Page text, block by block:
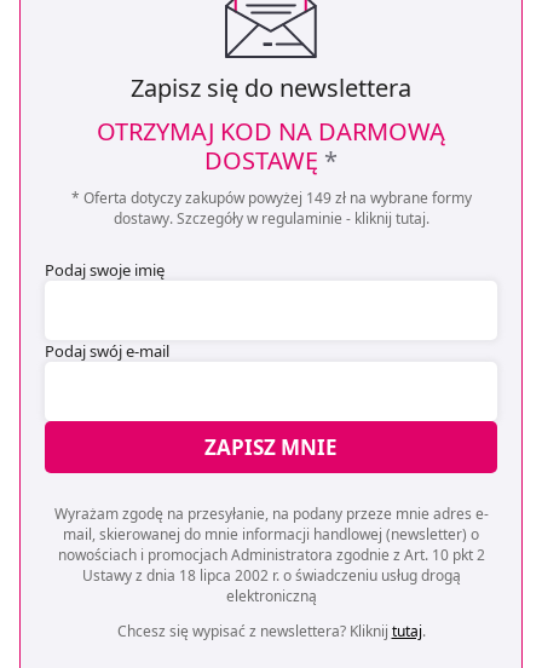
Zapisz się do newslettera
OTRZYMAJ KOD NA DARMOWĄ
DOSTAWĘ *
* Oferta dotyczy zakupów powyżej 149 zł na wybrane formy
dostawy. Szczegóły w regulaminie - kliknij tutaj.
Podaj swoje imię
Podaj swój e-mail
ZAPISZ MNIE
Wyrażam zgodę na przesyłanie, na podany przeze mnie adres e-
mail, skierowanej do mnie informacji handlowej (newsletter) o
nowościach i promocjach Administratora zgodnie z Art. 10 pkt 2
Ustawy z dnia 18 lipca 2002 r. o świadczeniu usług drogą
elektroniczną
Chcesz się wypisać z newslettera? Kliknij tutaj.